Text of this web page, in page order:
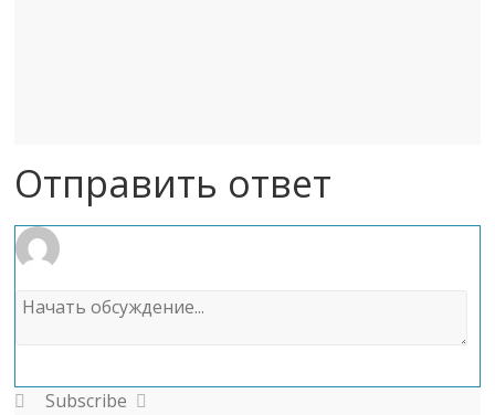
Отправить ответ
Subscribe